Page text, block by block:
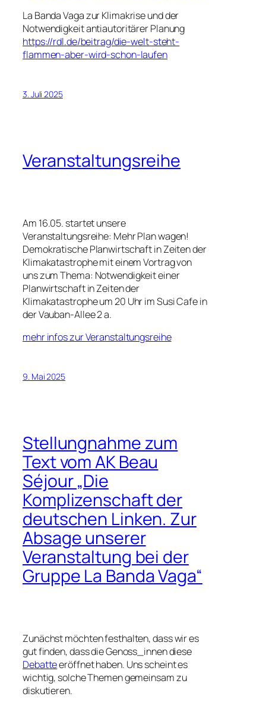
La Banda Vaga zur Klimakrise und der
Notwendigkeit antiautoritärer Planung
https://rdl.de/beitrag/die-welt-steht-
flammen-aber-wird-schon-laufen
3. Juli 2025
Veranstaltungsreihe
Am 16.05. startet unsere
Veranstaltungsreihe: Mehr Plan wagen!
Demokratische Planwirtschaft in Zeiten der
Klimakatastrophe mit einem Vortrag von
uns zum Thema: Notwendigkeit einer
Planwirtschaft in Zeiten der
Klimakatastrophe um 20 Uhr im Susi Cafe in
der Vauban-Allee 2 a.
mehr infos zur Veranstaltungsreihe
9. Mai 2025
Stellungnahme zum
Text vom AK Beau
Séjour „Die
Komplizenschaft der
deutschen Linken. Zur
Absage unserer
Veranstaltung bei der
Gruppe La Banda Vaga“
Zunächst möchten festhalten, dass wir es
gut finden, dass die Genoss_innen diese
Debatteeröffnet haben. Uns scheint es
wichtig, solche Themen gemeinsam zu
diskutieren.